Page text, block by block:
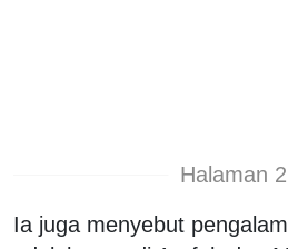
Halaman
Ia juga menyebut